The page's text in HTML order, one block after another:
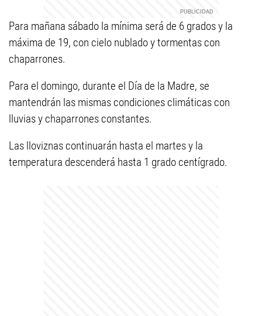
Para mañana sábado la mínima será de 6 grados y la
máxima de 19, con cielo nublado y tormentas con
chaparrones.
Para el domingo, durante el Día de la Madre, se
mantendrán las mismas condiciones climáticas con
lluvias y chaparrones constantes.
Las lloviznas continuarán hasta el martes y la
temperatura descenderá hasta 1 grado centígrado.